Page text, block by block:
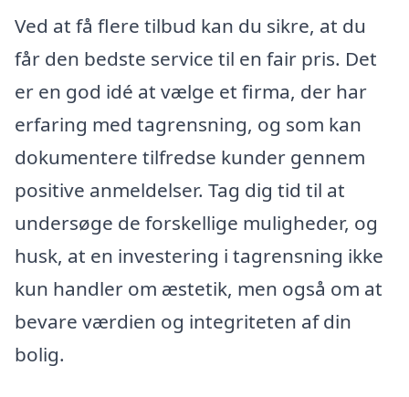
Ved at få flere tilbud kan du sikre, at du
får den bedste service til en fair pris. Det
er en god idé at vælge et firma, der har
erfaring med tagrensning, og som kan
dokumentere tilfredse kunder gennem
positive anmeldelser. Tag dig tid til at
undersøge de forskellige muligheder, og
husk, at en investering i tagrensning ikke
kun handler om æstetik, men også om at
bevare værdien og integriteten af din
bolig.